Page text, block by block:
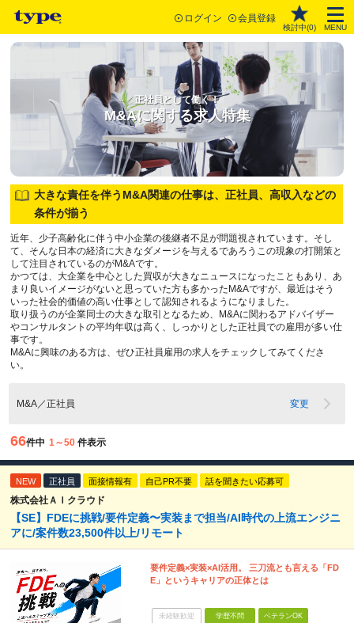
ログイン 会員登録
検討中(0) MENU
正社員として働く！
M&Aに関する求人特集
大きな責任を伴うM&A関連の仕事は、正社員、高収入などの
条件が揃う
近年、少子高齢化に伴う中小企業の後継者不足が問題視されています。そし
て、そんな日本の経済に大きなダメージを与えるであろうこの現象の打開策と
して注目されているのがM&Aです。
かつては、大企業を中心とした買収が大きなニュースになったこともあり、あ
まり良いイメージがないと思っていた方も多かったM&Aですが、最近はそう
いった社会的価値の高い仕事として認知されるようになりました。
取り扱うのが企業同士の大きな取引となるため、M&Aに関わるアドバイザー
やコンサルタントの平均年収は高く、しっかりとした正社員での雇用が多い仕
事です。
M&Aに興味のある方は、ぜひ正社員雇用の求人をチェックしてみてくださ
い。
M&A／正社員 変更
66件中 1～50 件表示
NEW 正社員 面接情報有 自己PR不要 話を聞きたい応募可
株式会社ＡＩクラウド
【SE】FDEに挑戦/要件定義〜実装まで担当/AI時代の上流エンジニ
アに/案件数23,500件以上/リモート
要件定義×実装×AI活用。 三刀流とも言える「FD
E」というキャリアの正体とは
未経験歓迎 学歴不問 ベテランOK